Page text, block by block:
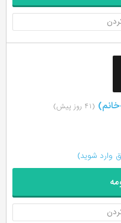
(۴۱ روز پیش)
وارد شوید)